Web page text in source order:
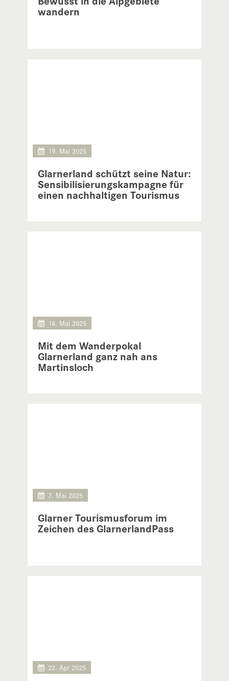
wandern
Glarnerland schützt seine Natur:
Sensibilisierungskampagne für
einen nachhaltigen Tourismus
19. Mai 2025
Mit dem Wanderpokal
Glarnerland ganz nah ans
Martinsloch
14. Mai 2025
Glarner Tourismusforum im
Zeichen des GlarnerlandPass
7. Mai 2025
22. Apr 2025